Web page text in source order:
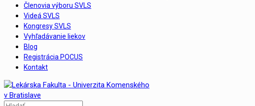
Členovia výboru SVLS
Videá SVLS
Kongresy SVLS
Vyhľadávanie liekov
Blog
Registrácia POCUS
Kontakt